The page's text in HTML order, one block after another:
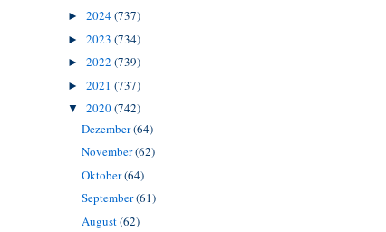
► 2024(737)
► 2023 (734)
► 2022 (739)
► 2021 (737)
▼ 2020(742)
Dezember(64)
November(62)
Oktober(64)
September(61)
August(62)